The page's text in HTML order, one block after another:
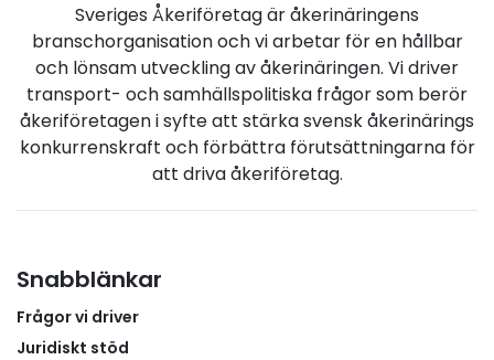
Sveriges Åkeriföretag är åkerinäringens
branschorganisation och vi arbetar för en hållbar
och lönsam utveckling av åkerinäringen. Vi driver
transport- och samhällspolitiska frågor som berör
åkeriföretagen i syfte att stärka svensk åkerinärings
konkurrenskraft och förbättra förutsättningarna för
att driva åkeriföretag.
Snabblänkar
Frågor vi driver
Juridiskt stöd